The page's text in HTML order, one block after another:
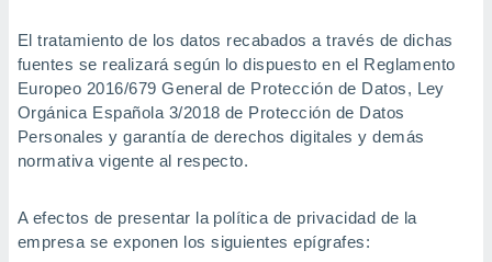
seguir
coste.
a la
todas
nuestros
ACEPTAR
CONTINUAR
CONFIGURACIÓN
El tratamiento de los datos recabados a través de dichas
fuentes se realizará según lo dispuesto en el Reglamento
Europeo 2016/679 General de Protección de Datos, Ley
Orgánica Española 3/2018 de Protección de Datos
Personales y garantía de derechos digitales y demás
normativa vigente al respecto.
A efectos de presentar la política de privacidad de la
empresa se exponen los siguientes epígrafes: